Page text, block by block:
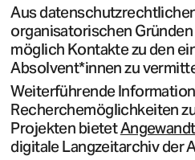
Aus
organisatorischen
möglich Kontakte zu den
Absolvent*innen zu
Weiterführende
Recherchemöglichkeiten
Projekten bietet
digitale Langzeitarchiv der